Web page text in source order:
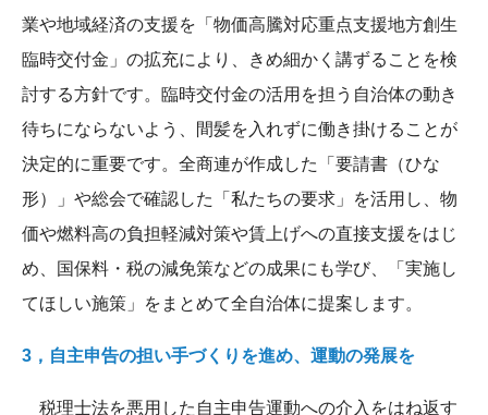
業や地域経済の支援を「物価高騰対応重点支援地方創生
臨時交付金」の拡充により、きめ細かく講ずることを検
討する方針です。臨時交付金の活用を担う自治体の動き
待ちにならないよう、間髪を入れずに働き掛けることが
決定的に重要です。全商連が作成した「要請書（ひな
形）」や総会で確認した「私たちの要求」を活用し、物
価や燃料高の負担軽減対策や賃上げへの直接支援をはじ
め、国保料・税の減免策などの成果にも学び、「実施し
てほしい施策」をまとめて全自治体に提案します。
3，自主申告の担い手づくりを進め、運動の発展を
税理士法を悪用した自主申告運動への介入をはね返す